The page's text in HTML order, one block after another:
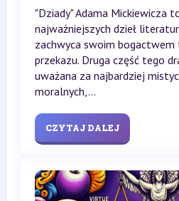
"Dziady" Adama Mickiewicza
najważniejszych dzieł
zachwyca swoim bogactwem
przekazu. Druga część tego
uważana za najbardziej
moralnych,...
CZYTAJ DALEJ